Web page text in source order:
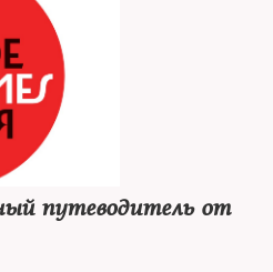
путеводитель от